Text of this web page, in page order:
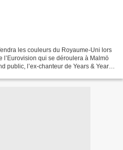
les couleurs du Royaume-Uni lors
qui se déroulera à Malmö
public, l’ex-chanteur de Years & Years